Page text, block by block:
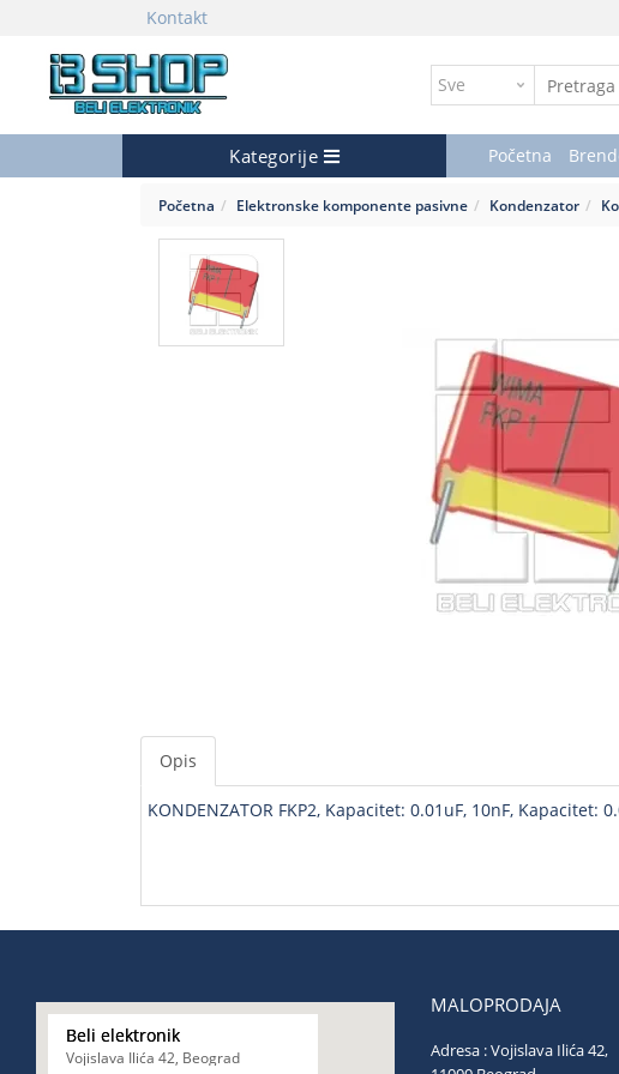
Kontakt
Kategorije Početna
Početna Elektronske komponente pasivne Kondenzator
Opis
KONDENZATOR FKP2, Kapacitet: 0.01uF, 10nF, Kapacitet:
Beli elektronik
Vojislava Ilića 42, Beograd
MALOPRODAJA
Adresa : Vojislava Ilića 42,